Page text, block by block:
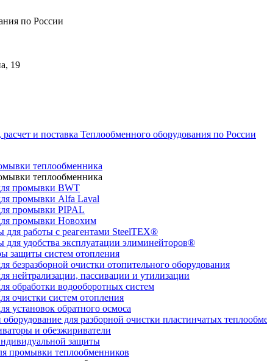
по России
19
теплообменника
теплообменника
промывки BWT
промывки Alfa Laval
промывки PIPAL
промывки Новохим
для работы с реагентами SteelTEX®
для удобства эксплуатации элиминейторов®
защиты систем отопления
безразборной очистки отопительного оборудования
нейтрализации, пассивации и утилизации
обработки водооборотных систем
очистки систем отопления
установок обратного осмоса
оборудование для разборной очистки пластинчатых
и обезжириватели
защиты
промывки теплообменников